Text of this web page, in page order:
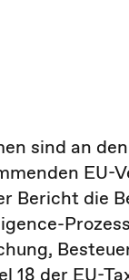
sind an
EU-
Bericht die
18 der EU-